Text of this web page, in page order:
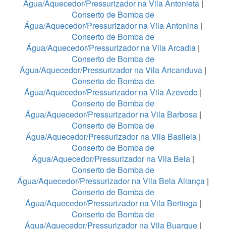
Água/Aquecedor/Pressurizador na Vila Antonieta|
Conserto de Bomba de
Água/Aquecedor/Pressurizador na Vila Antonina|
Conserto de Bomba de
Água/Aquecedor/Pressurizador na Vila Arcadia |
Conserto de Bomba de
Água/Aquecedor/Pressurizador na Vila Aricanduva |
Conserto de Bomba de
Água/Aquecedor/Pressurizador na Vila Azevedo |
Conserto de Bomba de
Água/Aquecedor/Pressurizador na Vila Barbosa|
Conserto de Bomba de
Água/Aquecedor/Pressurizador na Vila Basileia|
Conserto de Bomba de
Água/Aquecedor/Pressurizador na Vila Bela |
Conserto de Bomba de
Água/Aquecedor/Pressurizador na Vila Bela Aliança |
Conserto de Bomba de
Água/Aquecedor/Pressurizador na Vila Bertioga|
Conserto de Bomba de
Água/Aquecedor/Pressurizador na Vila Buarque |